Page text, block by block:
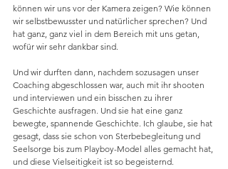
können wir uns vor der Kamera zeigen? Wie können
wir selbstbewusster und natürlicher sprechen? Und
hat ganz, ganz viel in dem Bereich mit uns getan,
wofür wir sehr dankbar sind.
Und wir durften dann, nachdem sozusagen unser
Coaching abgeschlossen war, auch mit ihr shooten
und interviewen und ein bisschen zu ihrer
Geschichte ausfragen. Und sie hat eine ganz
bewegte, spannende Geschichte. Ich glaube, sie hat
gesagt, dass sie schon von Sterbebegleitung und
Seelsorge bis zum Playboy-Model alles gemacht hat,
und diese Vielseitigkeit ist so begeisternd.